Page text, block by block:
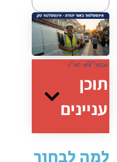
תוכן
עניינים